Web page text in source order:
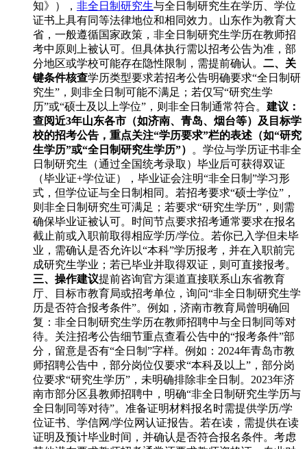
知》）， 非全日制研究生与全日制研究生在学历、学位
证书上具有同等法律地位和相同效力。山东作为教育大
省，一般遵循国家政策，非全日制研究生学历在教师招
考中原则上被认可。但具体执行需以招考公告为准，部
分地区或学校可能存在隐性限制，需提前确认。 二、关
键条件核查学历类型要求若招考公告明确要求“全日制研
究生”，则非全日制可能不满足；若仅写“研究生学
历”或“硕士及以上学位”，则非全日制通常符合。 建议：
查阅近3年山东各市（如济南、青岛、烟台等）及目标学
校的招考公告，重点关注“学历要求”栏的表述（如“研究
生学历”或“全日制研究生学历”）
。学位与学历证书非全
日制研究生（通过全国统考录取）毕业后可获得双证
（毕业证+学位证），毕业证会注明“非全日制”学习形
式，但学位证与全日制相同。若招考要求“硕士学位”，
则非全日制研究生可满足；若要求“研究生学历”，则需
确保毕业证被认可。时间节点要求招考通常要求在报名
截止前或入职前取得相应学历/学位。若你已入学但未毕
业，需确认是否允许以“本科”学历报考，并在入职前完
成研究生学业；若已毕业并取得双证，则可直接报考。
三、操作建议提前咨询官方渠道直接联系山东省教育
厅、目标市教育局或招考单位，询问“非全日制研究生学
历是否符合报考条件”。例如，济南市教育局曾明确回
复：非全日制研究生学历在教师招聘中与全日制同等对
待。关注招考公告细节重点查看公告中的“报考条件”部
分，留意是否有“全日制”字样。例如：2024年青岛市教
师招聘公告中，部分岗位仅要求“本科及以上”，部分岗
位要求“研究生学历”，未明确排除非全日制。2023年济
南市部分区县教师招聘中，明确“非全日制研究生学历与
全日制同等对待”。准备证明材料报名时需提供学历/学
位证书、学信网/学位网认证报告。若在读，需提供在读
证明及预计毕业时间，并确认是否符合报名条件。考虑